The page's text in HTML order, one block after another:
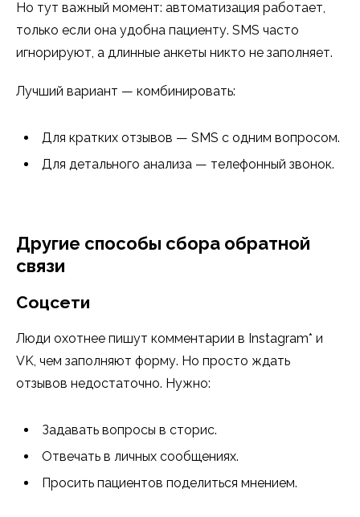
Но тут важный момент: автоматизация работает,
только если она удобна пациенту. SMS часто
игнорируют, а длинные анкеты никто не заполняет.
Лучший вариант — комбинировать:
Для кратких отзывов — SMS с одним вопросом.
Для детального анализа — телефонный звонок.
Другие способы сбора обратной
связи
Соцсети
Люди охотнее пишут комментарии в Instagram* и
VK, чем заполняют форму. Но просто ждать
отзывов недостаточно. Нужно:
Задавать вопросы в сторис.
Отвечать в личных сообщениях.
Просить пациентов поделиться мнением.